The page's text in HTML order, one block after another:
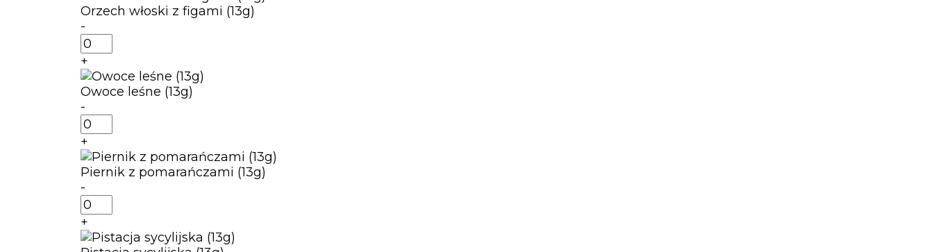
(12g)
Orzech włoski z figami (13g)
-
ilość
Orzech
włoski
z
(13g)
+
Owoce leśne (13g)
-
ilość
Owoce
leśne
(13g)
+
Piernik z pomarańczami (13g)
-
ilość
Piernik
z
pomarańczami
+